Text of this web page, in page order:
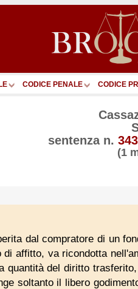
CODICE PENALE CODICE
sentenza n.
(1
dal compratore di un
affitto, va ricondotta
quantità del diritto
soltanto il libero